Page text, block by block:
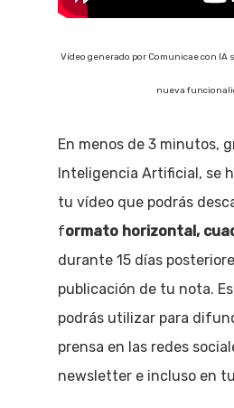
Vídeo generado por Comunicae con IA
nueva
En menos de 3 minutos,
Inteligencia Artificial, se
tu vídeo que podrás
formato horizontal,
durante 15 días
publicación de tu nota.
podrás utilizar para
prensa en las redes
newsletter e incluso en